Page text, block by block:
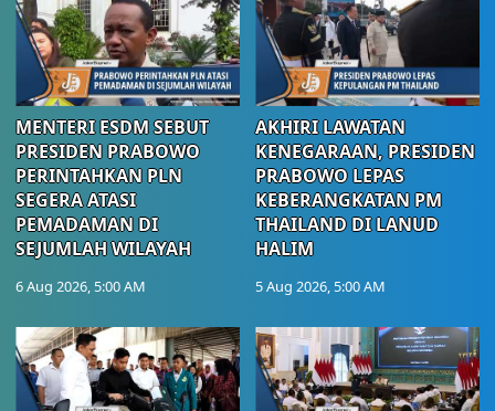
MENTERI ESDM SEBUT
PRESIDEN PRABOWO
PERINTAHKAN PLN
SEGERA ATASI
PEMADAMAN DI
SEJUMLAH WILAYAH
6 Aug 2026, 5:00 AM
AKHIRI LAWATAN
KENEGARAAN, PRESIDEN
PRABOWO LEPAS
KEBERANGKATAN PM
THAILAND DI LANUD
HALIM
5 Aug 2026, 5:00 AM